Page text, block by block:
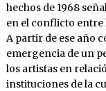
hechos de 1968
en el conflicto
A partir de ese año
emergencia de un
los artistas en
instituciones de la